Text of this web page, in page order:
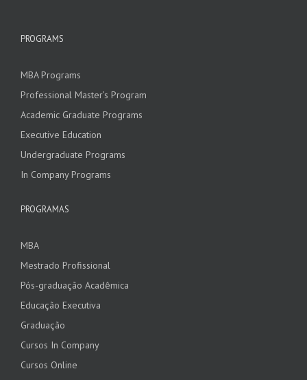
PROGRAMS
MBA Programs
Professional Master’s Program
Academic Graduate Programs
Executive Education
Undergraduate Programs
In Company Programs
PROGRAMAS
MBA
Mestrado Profissional
Pós-graduação Acadêmica
Educação Executiva
Graduação
Cursos In Company
Cursos Online